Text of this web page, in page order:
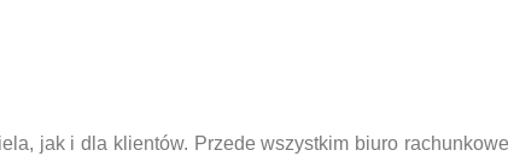
jak i dla klientów. Przede wszystkim biuro